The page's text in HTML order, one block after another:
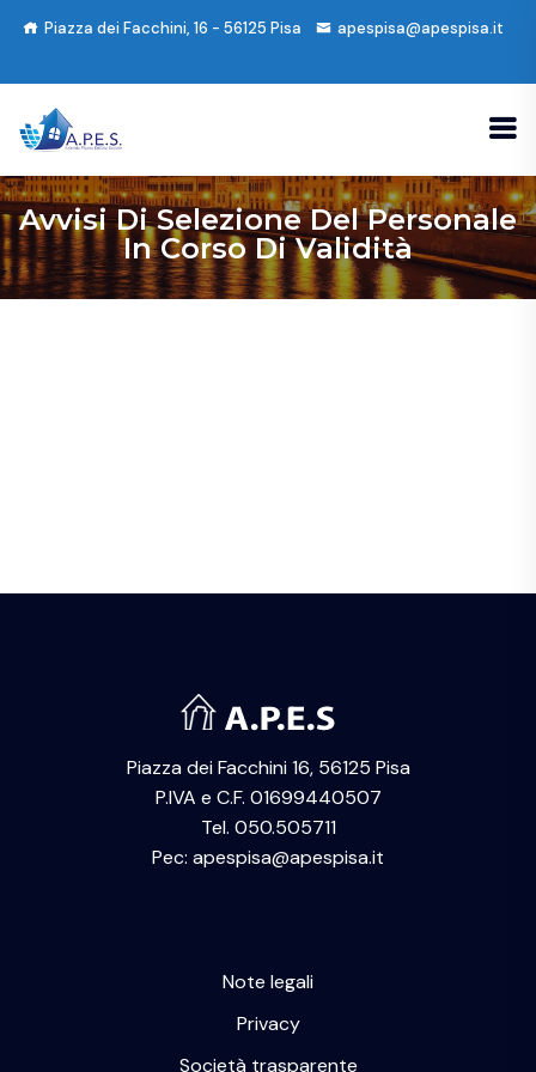
Piazza dei Facchini, 16 - 56125 Pisa apespisa@apespisa.it
Avvisi Di Selezione Del Personale
In Corso Di Validità
Piazza dei Facchini 16, 56125 Pisa
P.IVA e C.F. 01699440507
Tel. 050.505711
Pec: apespisa@apespisa.it
Note legali
Privacy
Società trasparente